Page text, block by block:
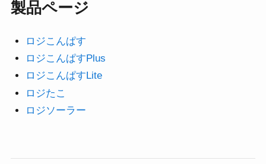
製品ページ
ロジこんぱす
ロジこんぱすPlus
ロジこんぱすLite
ロジたこ
ロジソーラー